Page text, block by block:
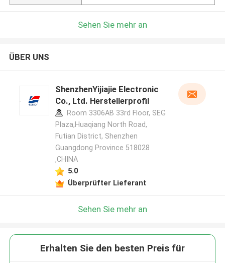
Sehen Sie mehr an
ÜBER UNS
ShenzhenYijiajie Electronic
Co., Ltd. Herstellerprofil
Room 3306AB 33rd Floor, SEG
Plaza,Huaqiang North Road,
Futian District, Shenzhen
Guangdong Province 518028
,CHINA
5.0
Überprüfter Lieferant
Sehen Sie mehr an
Erhalten Sie den besten Preis für